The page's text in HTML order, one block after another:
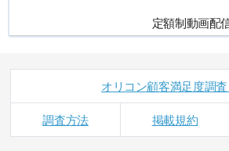
定額制動画配
オリコン顧客満足度調
調査方法 掲載規約